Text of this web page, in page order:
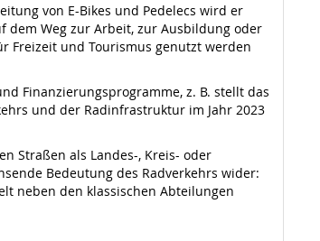
von E-Bikes und Pedelecs wird er
dem Weg zur Arbeit, zur Ausbildung oder
Freizeit und Tourismus genutzt werden
Finanzierungsprogramme, z. B. stellt das
und der Radinfrastruktur im Jahr 2023
Straßen als Landes-, Kreis- oder
Bedeutung des Radverkehrs wider:
neben den klassischen Abteilungen